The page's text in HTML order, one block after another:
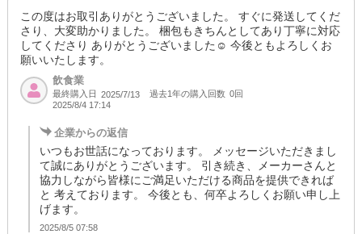
この度はお取引ありがとうございました。 すぐに発送してくだ
さり、大変助かりました。 梱包もきちんとしてあり丁寧に対応
してくださり ありがとうございました☺︎ 今後ともよろしくお
願いいたします。
飲食業
最終購入日 2025/7/13 過去1年の購入回数 0回
2025/8/4 17:14
企業からの返信
いつもお世話になっております。 メッセージいただきまし
て誠にありがとうございます。 引き続き、メーカーさんと
協力しながら皆様にご満足いただける商品を提供できれば
と 考えております。 今後とも、何卒よろしくお願い申し上
げます。
2025/8/5 07:58